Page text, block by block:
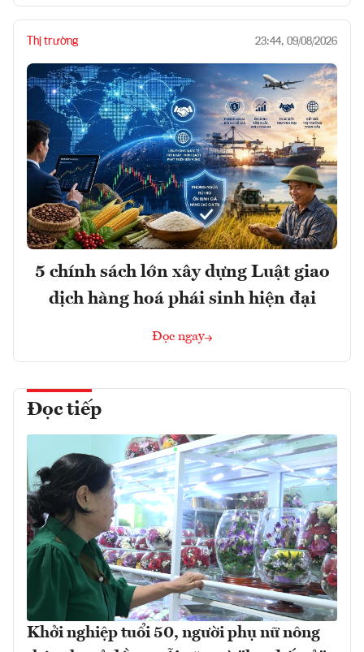
Thị trường 23:44, 09/08/2026
5 chính sách lớn xây dựng Luật giao
dịch hàng hoá phái sinh hiện đại
Đọc ngay
Đọc tiếp
Khởi nghiệp tuổi 50, người phụ nữ nông